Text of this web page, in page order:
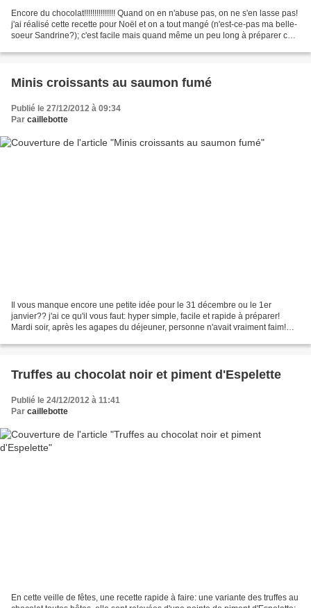
Encore du chocolat!!!!!!!!!!!!!!! Quand on en n'abuse pas, on ne s'en lasse pas!
j'ai réalisé cette recette pour Noël et on a tout mangé (n'est-ce-pas ma belle-
soeur Sandrine?); c'est facile mais quand même un peu long à préparer car
Minis croissants au saumon fumé
Publié le 27/12/2012 à 09:34
Par caillebotte
Il vous manque encore une petite idée pour le 31 décembre ou le 1er
janvier?? j'ai ce qu'il vous faut: hyper simple, facile et rapide à préparer!
Mardi soir, après les agapes du déjeuner, personne n'avait vraiment faim!
Truffes au chocolat noir et piment d'Espelette
Publié le 24/12/2012 à 11:41
Par caillebotte
En cette veille de fêtes, une recette rapide à faire: une variante des truffes au